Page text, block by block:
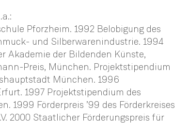
Pforzheim. 1992 Belobigung des
und Silberwarenindustrie. 1994
Akademie der Bildenden Künste,
Preis, München. Projektstipendium
München. 1996
1997 Projektstipendium des
1999 Förderpreis ’99 des Förderkreises
2000 Staatlicher Förderungspreis für